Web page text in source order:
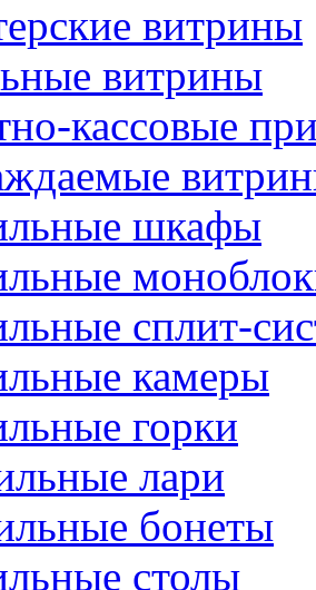
витрины
витрины
кассовые
шкафы
сплит-
камеры
горки
лари
бонеты
столы